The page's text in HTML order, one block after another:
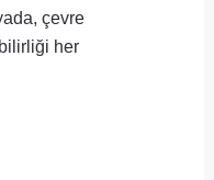
çevre
her